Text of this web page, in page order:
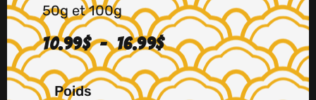
50g et 100g
10.99$ – 16.99$
Poids